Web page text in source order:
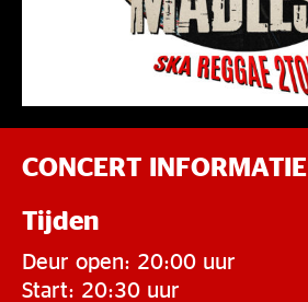
CONCERT INFORMATIE
Tijden
Deur open: 20:00 uur
Start: 20:30 uur